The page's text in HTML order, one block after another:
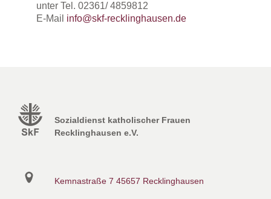
unter Tel. 02361/ 4859812
E-Mail info@skf-recklinghausen.de
Sozialdienst katholischer Frauen
Recklinghausen e.V.
Kemnastraße 7 45657 Recklinghausen